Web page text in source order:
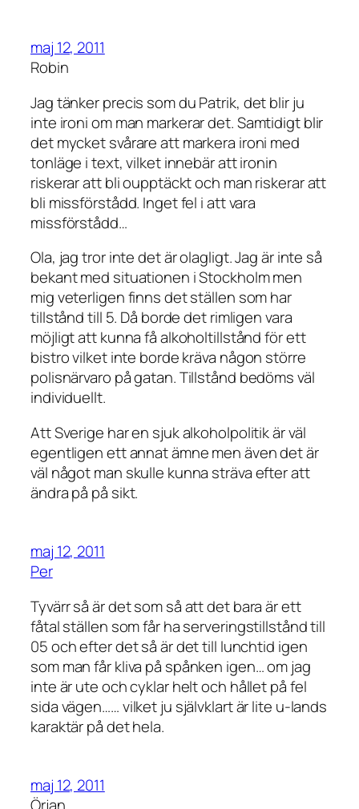
maj 12, 2011
Robin
Jag tänker precis som du Patrik, det blir ju
inte ironi om man markerar det. Samtidigt blir
det mycket svårare att markera ironi med
tonläge i text, vilket innebär att ironin
riskerar att bli oupptäckt och man riskerar att
bli missförstådd. Inget fel i att vara
missförstådd…
Ola, jag tror inte det är olagligt. Jag är inte så
bekant med situationen i Stockholm men
mig veterligen finns det ställen som har
tillstånd till 5. Då borde det rimligen vara
möjligt att kunna få alkoholtillstånd för ett
bistro vilket inte borde kräva någon större
polisnärvaro på gatan. Tillstånd bedöms väl
individuellt.
Att Sverige har en sjuk alkoholpolitik är väl
egentligen ett annat ämne men även det är
väl något man skulle kunna sträva efter att
ändra på på sikt.
maj 12, 2011
Per
Tyvärr så är det som så att det bara är ett
fåtal ställen som får ha serveringstillstånd till
05 och efter det så är det till lunchtid igen
som man får kliva på spånken igen… om jag
inte är ute och cyklar helt och hållet på fel
sida vägen…… vilket ju självklart är lite u-lands
karaktär på det hela.
maj 12, 2011